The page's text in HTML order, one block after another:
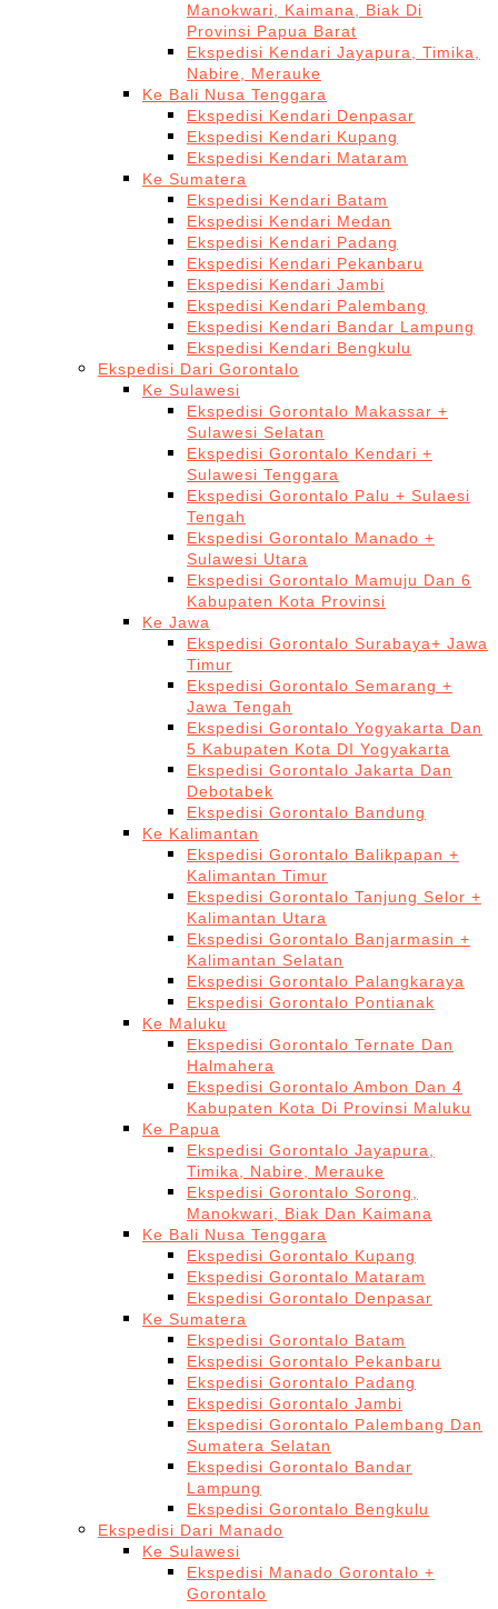
Manokwari, Kaimana, Biak Di
Provinsi Papua Barat
Ekspedisi Kendari Jayapura, Timika,
Nabire, Merauke
Ke Bali Nusa Tenggara
Ekspedisi Kendari Denpasar
Ekspedisi Kendari Kupang
Ekspedisi Kendari Mataram
Ke Sumatera
Ekspedisi Kendari Batam
Ekspedisi Kendari Medan
Ekspedisi Kendari Padang
Ekspedisi Kendari Pekanbaru
Ekspedisi Kendari Jambi
Ekspedisi Kendari Palembang
Ekspedisi Kendari Bandar Lampung
Ekspedisi Kendari Bengkulu
Ekspedisi Dari Gorontalo
Ke Sulawesi
Ekspedisi Gorontalo Makassar +
Sulawesi Selatan
Ekspedisi Gorontalo Kendari +
Sulawesi Tenggara
Ekspedisi Gorontalo Palu + Sulaesi
Tengah
Ekspedisi Gorontalo Manado +
Sulawesi Utara
Ekspedisi Gorontalo Mamuju Dan 6
Kabupaten Kota Provinsi
Ke Jawa
Ekspedisi Gorontalo Surabaya+ Jawa
Timur
Ekspedisi Gorontalo Semarang +
Jawa Tengah
Ekspedisi Gorontalo Yogyakarta Dan
5 Kabupaten Kota DI Yogyakarta
Ekspedisi Gorontalo Jakarta Dan
Debotabek
Ekspedisi Gorontalo Bandung
Ke Kalimantan
Ekspedisi Gorontalo Balikpapan +
Kalimantan Timur
Ekspedisi Gorontalo Tanjung Selor +
Kalimantan Utara
Ekspedisi Gorontalo Banjarmasin +
Kalimantan Selatan
Ekspedisi Gorontalo Palangkaraya
Ekspedisi Gorontalo Pontianak
Ke Maluku
Ekspedisi Gorontalo Ternate Dan
Halmahera
Ekspedisi Gorontalo Ambon Dan 4
Kabupaten Kota Di Provinsi Maluku
Ke Papua
Ekspedisi Gorontalo Jayapura,
Timika, Nabire, Merauke
Ekspedisi Gorontalo Sorong,
Manokwari, Biak Dan Kaimana
Ke Bali Nusa Tenggara
Ekspedisi Gorontalo Kupang
Ekspedisi Gorontalo Mataram
Ekspedisi Gorontalo Denpasar
Ke Sumatera
Ekspedisi Gorontalo Batam
Ekspedisi Gorontalo Pekanbaru
Ekspedisi Gorontalo Padang
Ekspedisi Gorontalo Jambi
Ekspedisi Gorontalo Palembang Dan
Sumatera Selatan
Ekspedisi Gorontalo Bandar
Lampung
Ekspedisi Gorontalo Bengkulu
Ekspedisi Dari Manado
Ke Sulawesi
Ekspedisi Manado Gorontalo +
Gorontalo